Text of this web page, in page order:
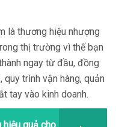
là thương hiệu nhượng
thị trường vì thế bạn
ngay từ đầu, đồng
trình vận hàng, quản
tay vào kinh doanh.
quả cho